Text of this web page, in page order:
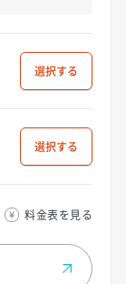
選択
選択
料金表を見る